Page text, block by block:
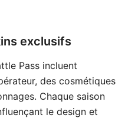
exclusifs
Pass incluent
des cosmétiques
Chaque saison
le design et